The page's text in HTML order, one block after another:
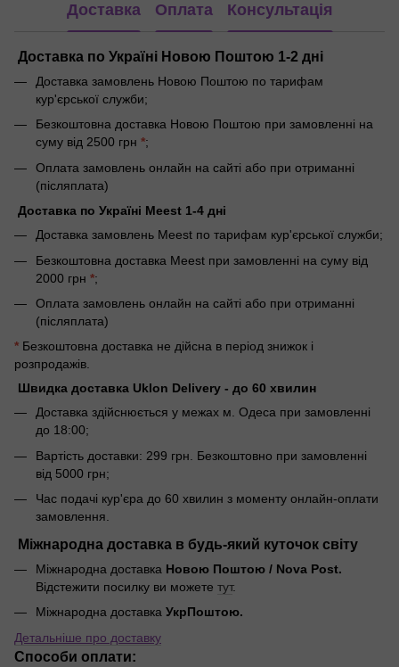
Доставка Оплата Консультація
Доставка по Україні Новою Поштою 1-2 дні
Доставка замовлень Новою Поштою по тарифам
кур'єрської служби;
Безкоштовна доставка Новою Поштою при замовленні на
суму від 2500 грн *;
Оплата замовлень онлайн на сайті або при отриманні
(післяплата)
Доставка по Україні Meest 1-4 дні
Доставка замовлень Meest по тарифам кур'єрської служби;
Безкоштовна доставка Meest при замовленні на суму від
2000 грн *;
Оплата замовлень онлайн на сайті або при отриманні
(післяплата)
* Безкоштовна доставка не дійсна в період знижок і
розпродажів.
Швидка доставка Uklon Delivery - до 60 хвилин
Доставка здійснюється у межах м. Одеса при замовленні
до 18:00;
Вартість доставки: 299 грн. Безкоштовно при замовленні
від 5000 грн;
Час подачі кур'єра до 60 хвилин з моменту онлайн-оплати
замовлення.
Міжнародна доставка в будь-який куточок світу
Міжнародна доставка Новою Поштою / Nova Post.
Відстежити посилку ви можете тут.
Міжнародна доставка УкрПоштою.
Детальніше про доставку
Способи оплати: